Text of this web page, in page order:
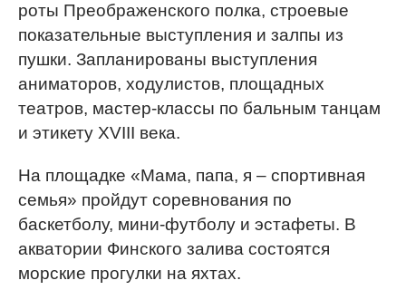
роты Преображенского полка, строевые
показательные выступления и залпы из
пушки. Запланированы выступления
аниматоров, ходулистов, площадных
театров, мастер-классы по бальным танцам
и этикету XVIII века.
На площадке «Мама, папа, я – спортивная
семья» пройдут соревнования по
баскетболу, мини-футболу и эстафеты. В
акватории Финского залива состоятся
морские прогулки на яхтах.